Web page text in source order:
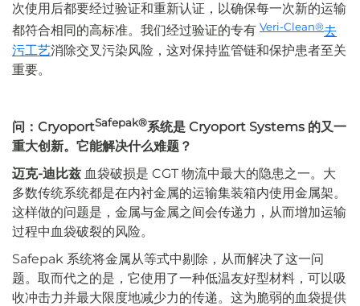
次使用后都要经过验证和重新认证，以确保每一次新的运输
都符合相同的高标准。我们经过验证的专有 Veri-Clean®去
污工艺消除交叉污染风险，这对保持监管链和保护患者至关
重要。
问：CryoportSafepak®系统是 Cryoport Systems 的又一
重大创新。它能解决什么难题？
迈克-迪比兹 血袋破损是 CGT 物流中最大的隐患之一。大
多数传统系统都是在内衬金属的运输集装箱内使用金属架。
这样做的问题是，金属与金属之间会传递力，从而增加运输
过程中血袋破裂的风险。
Safepak 系统将金属从等式中剔除，从而解决了这一问
题。取而代之的是，它使用了一种低温友好型材料，可以吸
收冲击力并最大限度地减少力的传递。这为脆弱的血袋提供